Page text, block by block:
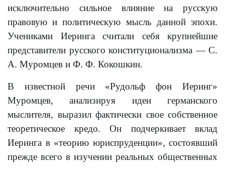
исключительно сильное влияние на русскую
правовую и политическую мысль данной эпохи.
Учениками Иеринга считали себя крупнейшие
представители русского конституционализма — С.
А. Муромцев и Ф. Ф. Кокошкин.
В известной речи «Рудольф фон Иеринг»
Муромцев, анализируя идеи германского
мыслителя, выразил фактически свое собственное
теоретическое кредо. Он подчеркивает вклад
Иеринга в «теорию юриспруденции», состоявший
прежде всего в изучении реальных общественных